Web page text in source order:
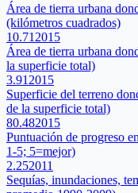
Área de tierra urbana
(kilómetros cuadrados)
10.71 2015
Área de tierra urbana
la superficie total)
3.91 2015
Superficie del terreno
de la superficie total)
80.482015
Puntuación de progreso
1-5; 5=mejor)
2.252011
Sequías, inundaciones,